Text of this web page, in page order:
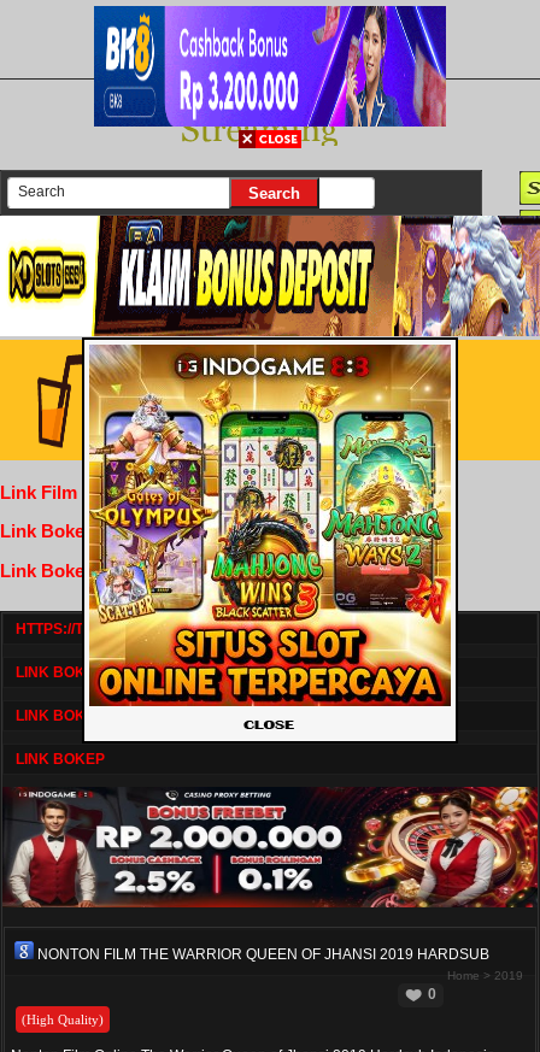
There are currently 25614 movies on our website
Login
Link Film Dewasa
Link Bokep Indofilm
Link Bokep FilmNikmat
HTTPS://TV1.BOSKU21.CAM/
LINK BOKEP DRAMASERIAL
LINK BOKEP
LINK BOKEP
NONTON FILM THE WARRIOR QUEEN OF JHANSI 2019 HARDSUB
Home > 2019
0
(High Quality)